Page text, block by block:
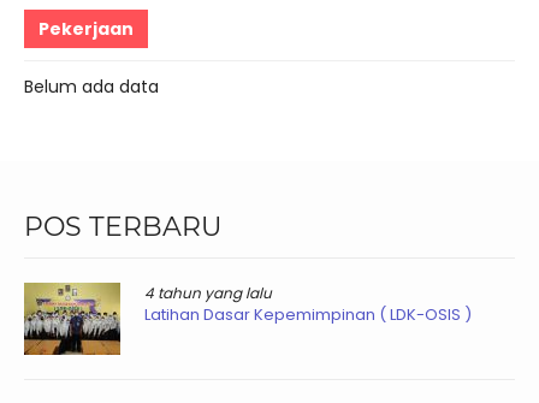
Pekerjaan
Belum ada data
POS TERBARU
4 tahun yang lalu
Latihan Dasar Kepemimpinan ( LDK-OSIS )